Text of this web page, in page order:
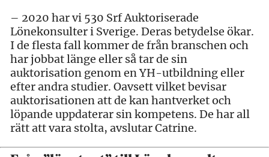
– 2020 har vi 530 Srf Auktoriserade
Lönekonsulter i Sverige. Deras betydelse ökar.
I de flesta fall kommer de från branschen och
har jobbat länge eller så tar de sin
auktorisation genom en YH-utbildning eller
efter andra studier. Oavsett vilket bevisar
auktorisationen att de kan hantverket och
löpande uppdaterar sin kompetens. De har all
rätt att vara stolta, avslutar Catrine.